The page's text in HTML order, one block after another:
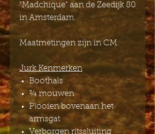
"Madchique" aan de Zeedijk 80
in Amsterdam.
Maatmetingen zijn in CM.
Jurk Kenmerken
Boothals
¾ mouwen
Plooien bovenaan het
armsgat
Verborgen ritssluiting